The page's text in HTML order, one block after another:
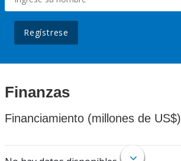
Regístrese
Finanzas
Financiamiento (millones de US$)